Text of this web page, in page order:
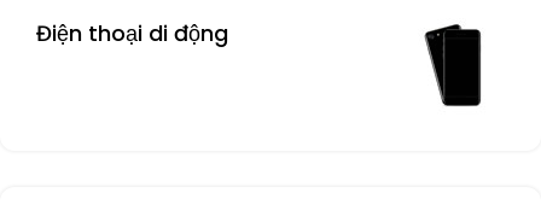
Điện thoại di động